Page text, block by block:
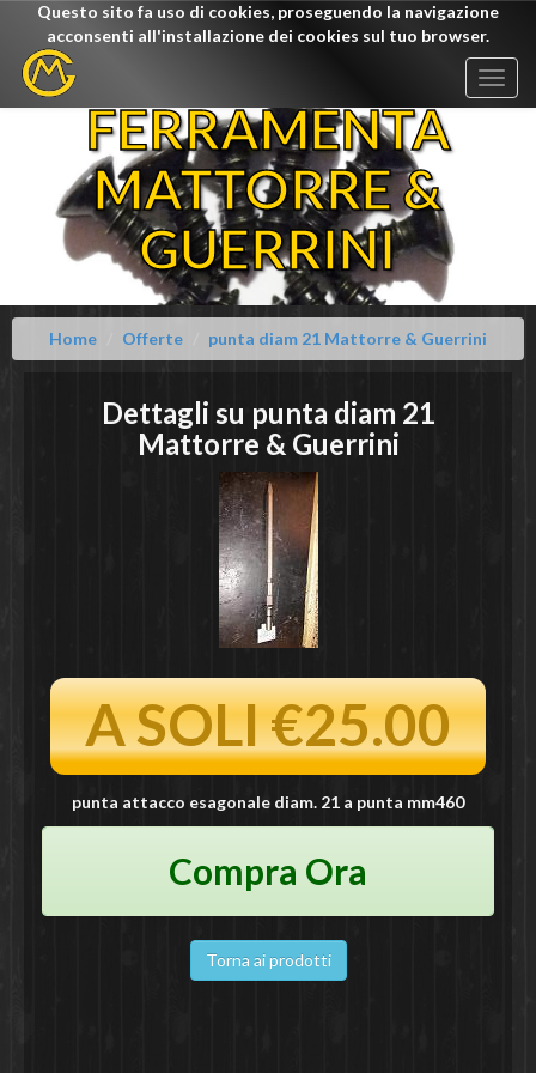
Questo sito fa uso di cookies, proseguendo la navigazione
acconsenti all'installazione dei cookies sul tuo browser.
FERRAMENTA
MATTORRE &
GUERRINI
Home Offerte punta diam 21 Mattorre & Guerrini
Dettagli su punta diam 21
Mattorre & Guerrini
A SOLI €25.00
punta attacco esagonale diam. 21 a punta mm460
Compra Ora
Torna ai prodotti